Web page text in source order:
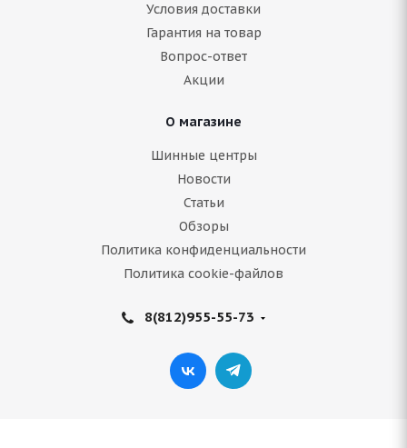
Подробнее
Условия доставки
Гарантия на товар
Вопрос-ответ
Акции
О магазине
Шинные центры
Новости
Статьи
Обзоры
Политика конфиденциальности
Политика cookie-файлов
8(812)955-55-73